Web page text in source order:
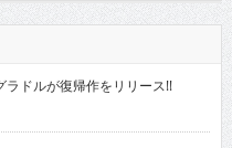
ドルが復帰作をリリース!!